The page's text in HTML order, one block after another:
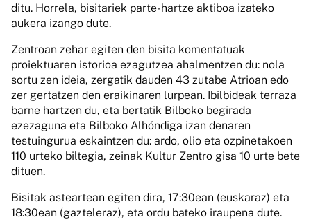
ditu. Horrela, bisitariek parte-hartze aktiboa izateko
aukera izango dute.
Zentroan zehar egiten den bisita komentatuak
proiektuaren istorioa ezagutzea ahalmentzen du: nola
sortu zen ideia, zergatik dauden 43 zutabe Atrioan edo
zer gertatzen den eraikinaren lurpean. Ibilbideak terraza
barne hartzen du, eta bertatik Bilboko begirada
ezezaguna eta Bilboko Alhóndiga izan denaren
testuingurua eskaintzen du: ardo, olio eta ozpinetakoen
110 urteko biltegia, zeinak Kultur Zentro gisa 10 urte bete
dituen.
Bisitak asteartean egiten dira, 17:30ean (euskaraz) eta
18:30ean (gazteleraz), eta ordu bateko iraupena dute.